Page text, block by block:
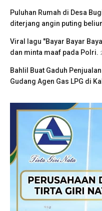
Puluhan Rumah di Desa
diterjang angin puting
Viral lagu "Bayar Bayar
dan minta maaf pada Polri.
Bahlil Buat Gaduh
Gudang Agen Gas LPG di